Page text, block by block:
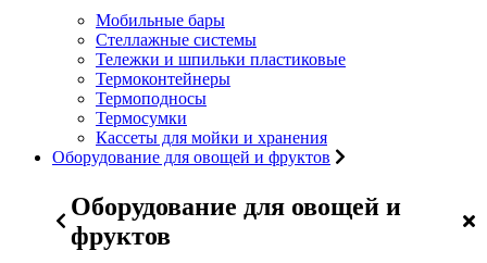
Мобильные бары
Стеллажные системы
Тележки и шпильки пластиковые
Термоконтейнеры
Термоподносы
Термосумки
Кассеты для мойки и хранения
Оборудование для овощей и фруктов
Оборудование для овощей и
фруктов